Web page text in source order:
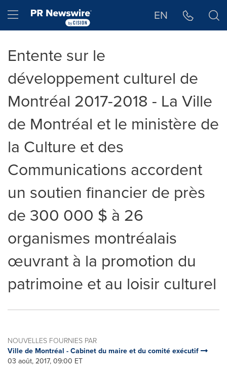
Hamburger menu EN
Entente sur le
développement culturel de
Montréal 2017-2018 - La Ville
de Montréal et le ministère de
la Culture et des
Communications accordent
un soutien financier de près
de 300 000 $ à 26
organismes montréalais
œuvrant à la promotion du
patrimoine et au loisir culturel
NOUVELLES FOURNIES PAR
Ville de Montréal - Cabinet du maire et du comité exécutif
03 août, 2017, 09:00 ET